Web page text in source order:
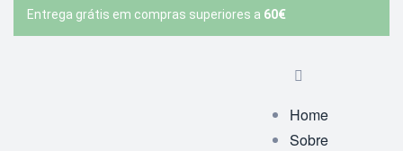
Entrega grátis em compras superiores a 60€
Home
Sobre